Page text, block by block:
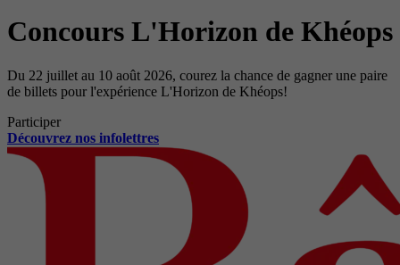
Concours L'Horizon de Khéops
Du 22 juillet au 10 août 2026, courez la chance de gagner une paire
de billets pour l'expérience L'Horizon de Khéops!
Participer
Découvrez nos infolettres